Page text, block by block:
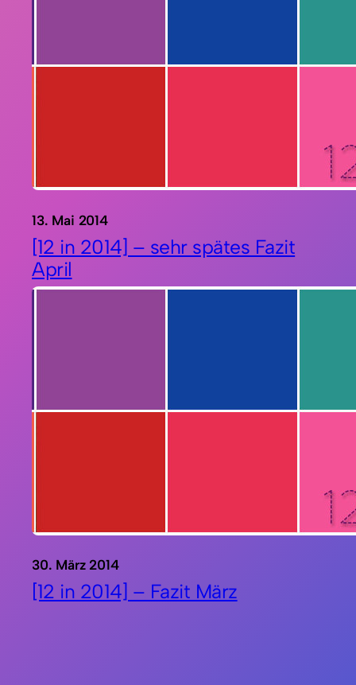
13. Mai 2014
[12 in 2014] – sehr spätes Fazit
April
30. März 2014
[12 in 2014] – Fazit März